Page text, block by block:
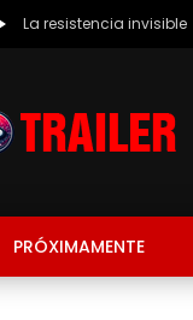
La resistencia invisible
PRÓXIMAMENTE